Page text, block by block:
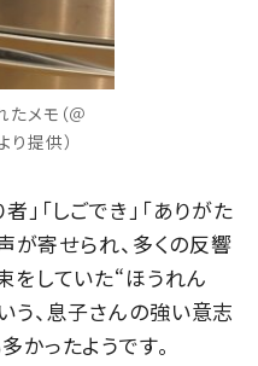
メモ（＠
提供）
」「しごでき」「ありがた
声が寄せられ、多くの反響
をしていた“ほうれん
う、息子さんの強い意志
かったようです。